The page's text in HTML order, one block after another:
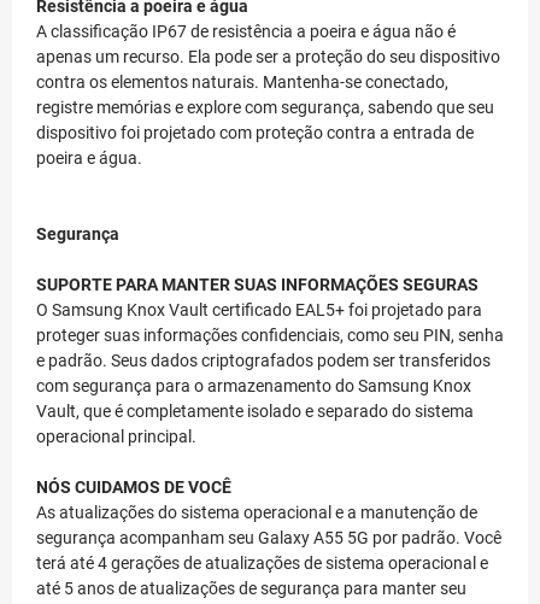
Resistência a poeira e água
A classificação IP67 de resistência a poeira e água não é
apenas um recurso. Ela pode ser a proteção do seu dispositivo
contra os elementos naturais. Mantenha-se conectado,
registre memórias e explore com segurança, sabendo que seu
dispositivo foi projetado com proteção contra a entrada de
poeira e água.
Segurança
SUPORTE PARA MANTER SUAS INFORMAÇÕES SEGURAS
O Samsung Knox Vault certificado EAL5+ foi projetado para
proteger suas informações confidenciais, como seu PIN, senha
e padrão. Seus dados criptografados podem ser transferidos
com segurança para o armazenamento do Samsung Knox
Vault, que é completamente isolado e separado do sistema
operacional principal.
NÓS CUIDAMOS DE VOCÊ
As atualizações do sistema operacional e a manutenção de
segurança acompanham seu Galaxy A55 5G por padrão. Você
terá até 4 gerações de atualizações de sistema operacional e
até 5 anos de atualizações de segurança para manter seu